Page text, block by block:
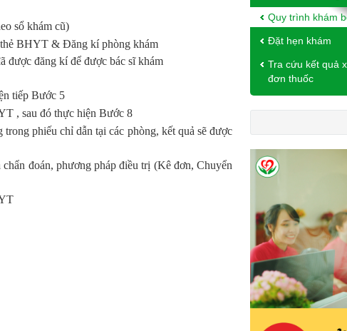
sổ khám cũ)
BHYT & Đăng kí phòng khám
được đăng kí để được bác sĩ khám
tiếp Bước 5
, sau đó thực hiện Bước 8
trong phiếu chỉ dẫn tại các phòng, kết quả sẽ được
đoán, phương pháp điều trị (Kê đơn, Chuyển
Quy trình khám
Đặt hẹn khám
Tra cứu kết quả
đơn thuốc